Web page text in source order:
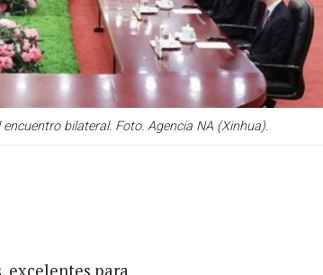
bilateral. Foto. Agencia NA (Xinhua).
excelentes para